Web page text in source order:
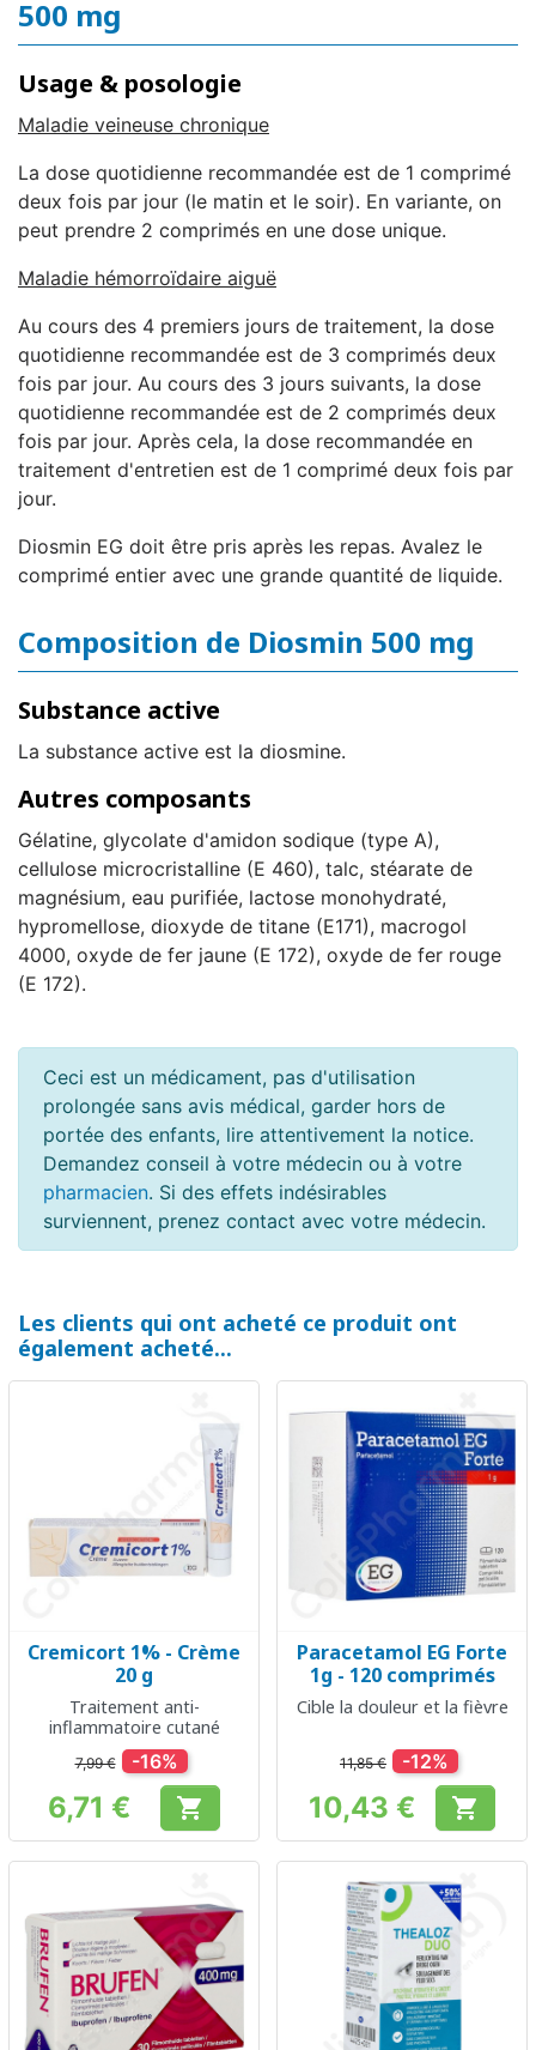
500 mg
Usage & posologie
Maladie veineuse chronique
La dose quotidienne recommandée est de 1 comprimé
deux fois par jour (le matin et le soir). En variante, on
peut prendre 2 comprimés en une dose unique.
Maladie hémorroïdaire aiguë
Au cours des 4 premiers jours de traitement, la dose
quotidienne recommandée est de 3 comprimés deux
fois par jour. Au cours des 3 jours suivants, la dose
quotidienne recommandée est de 2 comprimés deux
fois par jour. Après cela, la dose recommandée en
traitement d'entretien est de 1 comprimé deux fois par
jour.
Diosmin EG doit être pris après les repas. Avalez le
comprimé entier avec une grande quantité de liquide.
Composition de Diosmin 500 mg
Substance active
La substance active est la diosmine.
Autres composants
Gélatine, glycolate d'amidon sodique (type A),
cellulose microcristalline (E 460), talc, stéarate de
magnésium, eau purifiée, lactose monohydraté,
hypromellose, dioxyde de titane (E171), macrogol
4000, oxyde de fer jaune (E 172), oxyde de fer rouge
(E 172).
Ceci est un médicament, pas d'utilisation
prolongée sans avis médical, garder hors de
portée des enfants, lire attentivement la notice.
Demandez conseil à votre médecin ou à votre
pharmacien. Si des effets indésirables
surviennent, prenez contact avec votre médecin.
Les clients qui ont acheté ce produit ont
également acheté...
Cremicort 1% - Crème
20 g
Traitement anti-
inflammatoire cutané
7,99 € -16%
Prix
6,71 € 
Paracetamol EG Forte
1g - 120 comprimés
Cible la douleur et la fièvre
11,85 € -12%
Prix
10,43 € 